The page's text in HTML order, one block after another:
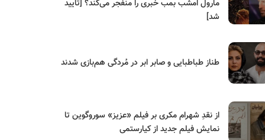
مارول امشب بمب خبری را منفجر می‌کند؟ [تایید
شد]
طناز طباطبایی و صابر ابر در مُردگی هم‌بازی شدند
از نقدِ شهرام مکری بر فیلم «عزیز» سوروگوین تا
نمایش فیلم جدید از کیارستمی